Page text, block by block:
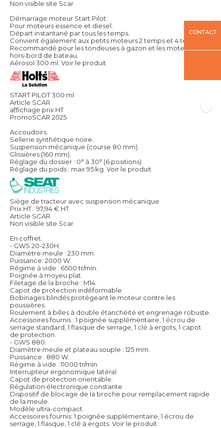
Non visible site Scar
Démarrage moteur Start Pilot.
Pour moteurs essence et diesel.
Départ instantané par tous les temps.
Convient également aux petits moteurs 2 temps et 4 temps.
Recommandé pour les tondeuses à gazon et les moteurs
hors-bord de bateau.
Aérosol 300 ml. Voir le produit
START PILOT 300 ml
Article SCAR
affichage prix HT
PromoSCAR 2025
Accoudoirs.
Sellerie synthétique noire.
Suspension mécanique (course 80 mm).
Glissières (160 mm).
Réglage du dossier : 0° à 30° (6 positions).
Réglage du poids : max 95 kg. Voir le produit
Siège de tracteur avec suspension mécanique
Prix HT : 97,94€ HT
Article SCAR
Non visible site Scar
En coffret.
- GWS 20-230H.
Diamètre meule : 230 mm.
Puissance: 2000 W.
Régime à vide : 6500 tr/min.
Poignée à moyeu plat.
Filetage de la broche : M14.
Capot de protection indéformable.
Bobinages blindés protégeant le moteur contre les
poussières.
Roulement à billes à double étanchéité et engrenage robuste.
Accessoires fournis : 1 poignée supplémentaire, 1 écrou de
serrage standard, 1 flasque de serrage, 1 clé à ergots, 1 capot
de protection.
- GWS 880.
Diamètre meule et plateau souple : 125 mm.
Puissance : 880 W.
Régime à vide : 11000 tr/min.
Interrupteur ergonomique latéral.
Capot de protection orientable.
Régulation électronique constante.
Dispositif de blocage de la broche pour remplacement rapide
de la meule.
Modèle ultra-compact.
Accessoires fournis: 1 poignée supplémentaire, 1 écrou de
serrage, 1 flasque, 1 clé à ergots. Voir le produit
CONTACT